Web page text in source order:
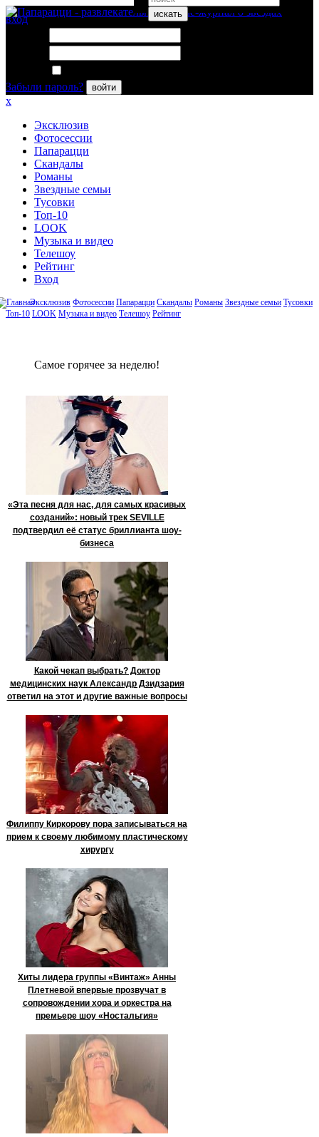
искать
вход
Забыли пароль?
войти
x
Эксклюзив
Фотосессии
Папарацци
Скандалы
Романы
Звездные семьи
Тусовки
Топ-10
LOOK
Музыка и видео
Телешоу
Рейтинг
Вход
Эксклюзив Фотосессии Папарацци Скандалы Романы Звездные семьи Тусовки
Топ-10 LOOK Музыка и видео Телешоу Рейтинг
Сaмое гoрячее за неделю!
«Эта песня для нас, для самых красивых
созданий»: новый трек SEVILLE
подтвердил её статус бриллианта шоу-
бизнеса
Какой чекап выбрать? Доктор
медицинских наук Александр Дзидзария
ответил на этот и другие важные вопросы
Филиппу Киркорову пора записываться на
прием к своему любимому пластическому
хирургу
Хиты лидера группы «Винтаж» Анны
Плетневой впервые прозвучат в
сопровождении хора и оркестра на
премьере шоу «Ностальгия»